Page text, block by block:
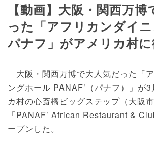
【動画】大阪・関西万
った「アフリカンダイ
パナフ」がアメリカ村
大阪・関西万博で大人気だった「
ングホール PANAF’（パナフ）」が3
カ村の心斎橋ビッグステップ（大阪
「PANAF’ African Restaurant &
ープンした。